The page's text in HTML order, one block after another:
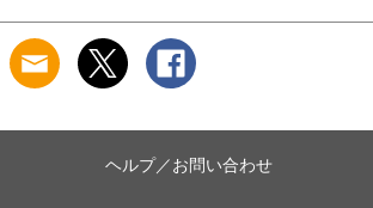
ヘルプ／お問い合わせ